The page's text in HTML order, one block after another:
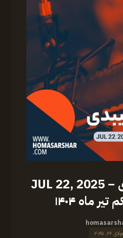
با علیرضا میبدی – JUL 22, 2025
ماه ۱۴۰۴
۲۲, ۲۰۲۵